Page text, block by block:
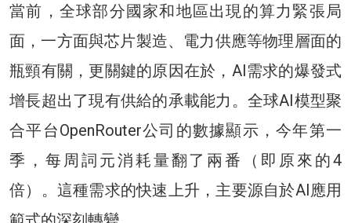
當前，全球部分國家和地區出現的算力緊張局
面，一方面與芯片製造、電力供應等物理層面的
瓶頸有關，更關鍵的原因在於，AI需求的爆發式
增長超出了現有供給的承載能力。全球AI模型聚
合平台OpenRouter公司的數據顯示，今年第一
季，每周詞元消耗量翻了兩番（即原來的4
倍）。這種需求的快速上升，主要源自於AI應用